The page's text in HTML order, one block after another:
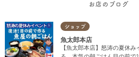
お店のブログ
ショップ
魚太郎本店
【魚太郎本店】怒涛の夏休